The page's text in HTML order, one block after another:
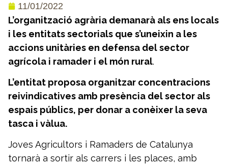
11/01/2022
L’organització agrària demanarà als ens locals
i les entitats sectorials que s’uneixin a les
accions unitàries en defensa del sector
agrícola i ramader i el món rural.
L’entitat proposa organitzar concentracions
reivindicatives amb presència del sector als
espais públics, per donar a conèixer la seva
tasca i vàlua.
Joves Agricultors i Ramaders de Catalunya
tornarà a sortir als carrers i les places, amb